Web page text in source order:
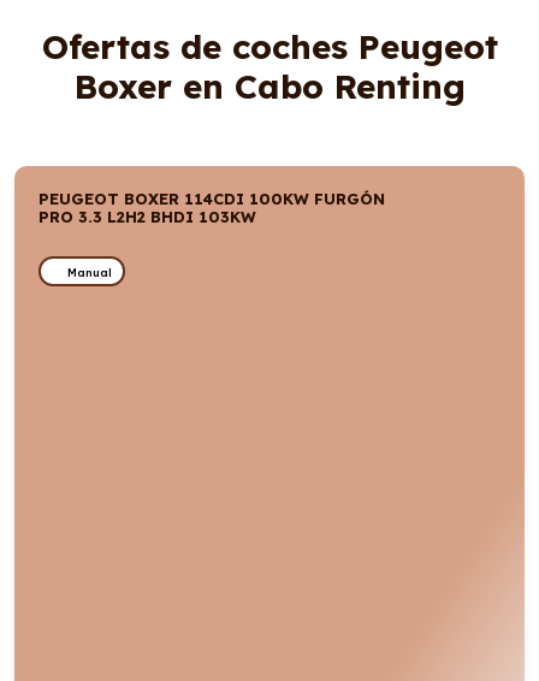
Ofertas de coches Peugeot
Boxer en Cabo Renting
PEUGEOT BOXER 114CDI 100KW FURGÓN
PRO 3.3 L2H2 BHDI 103KW
Manual